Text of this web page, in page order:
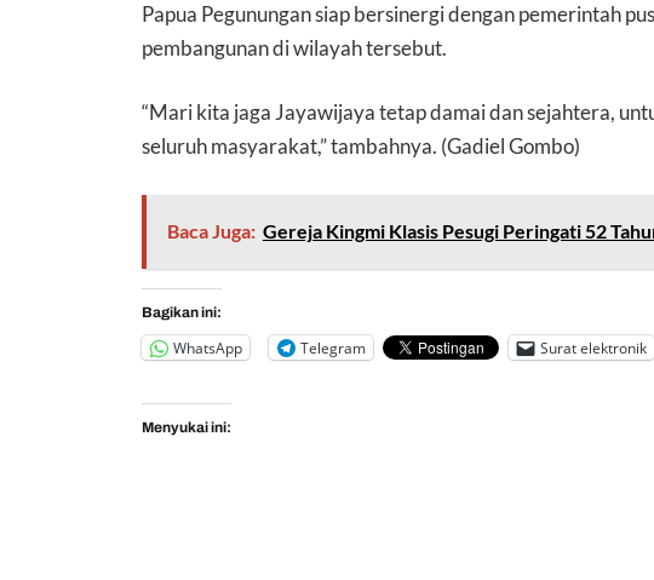
Papua Pegunungan siap bersinergi dengan pemerintah
pembangunan di wilayah tersebut.
“Mari kita jaga Jayawijaya tetap damai dan sejahtera,
seluruh masyarakat,” tambahnya. (Gadiel Gombo)
Baca Juga: Gereja Kingmi Klasis Pesugi Peringati 52
Bagikan ini:
WhatsApp Telegram Surat elektronik
Menyukai ini: